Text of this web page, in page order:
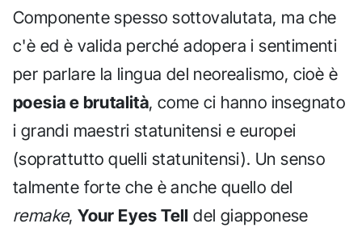
Componente spesso sottovalutata, ma che
c'è ed è valida perché adopera i sentimenti
per parlare la lingua del neorealismo, cioè è
poesia e brutalità, come ci hanno insegnato
i grandi maestri statunitensi e europei
(soprattutto quelli statunitensi). Un senso
talmente forte che è anche quello del
remake,Your Eyes Tell del giapponese